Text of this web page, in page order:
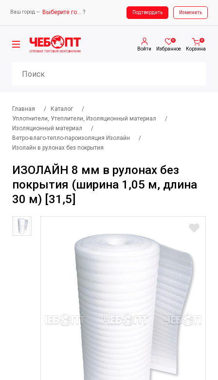
Ваш город — Выберите город ? Подтвердить Изменить
Ваш город — Выберите город
Войти
0
Избранное
0
Корзина
Главная / Каталог
/
Уплотнители, Утеплители, Изоляционный материал
/
Изоляционный материал
/
Ветро-влаго-тепло-пароизоляция Изолайн
/
Изолайн в рулонах без покрытия
ИЗОЛАЙН 8 мм в рулонах без
покрытия (ширина 1,05 м, длина
30 м) [31,5]